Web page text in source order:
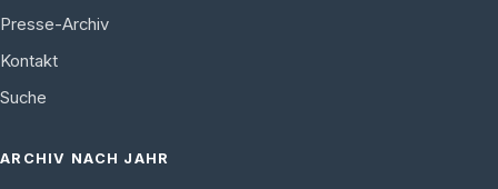
Presse-Archiv
Kontakt
Suche
ARCHIV NACH JAHR